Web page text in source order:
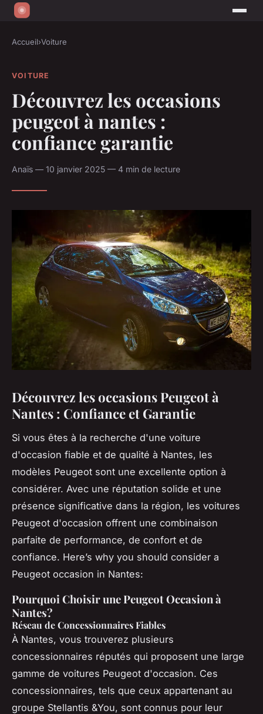
Accueil›Voiture
VOITURE
Découvrez les occasions
peugeot à nantes :
confiance garantie
Anaïs — 10 janvier 2025 — 4 min de lecture
Découvrez les occasions Peugeot à
Nantes : Confiance et Garantie
Si vous êtes à la recherche d'une voiture
d'occasion fiable et de qualité à Nantes, les
modèles Peugeot sont une excellente option à
considérer. Avec une réputation solide et une
présence significative dans la région, les voitures
Peugeot d'occasion offrent une combinaison
parfaite de performance, de confort et de
confiance. Here’s why you should consider a
Peugeot occasion in Nantes:
Pourquoi Choisir une Peugeot Occasion à
Nantes?
Réseau de Concessionnaires Fiables
À Nantes, vous trouverez plusieurs
concessionnaires réputés qui proposent une large
gamme de voitures Peugeot d'occasion. Ces
concessionnaires, tels que ceux appartenant au
groupe Stellantis &You, sont connus pour leur